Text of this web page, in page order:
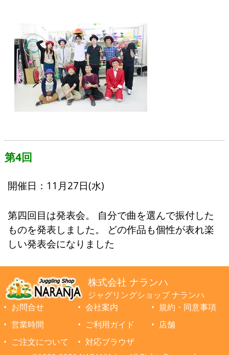
第4回
開催日：11月27日(水)
第四回目は発表会。 自分で曲を選んで振付した
ものを発表しました。 どの作品も個性が表れ楽
しい発表会になりました
株式会社 ナランハ
ジャグリングショップ ナランハ
お問合せ
会社案内
規約・同意事項
営業時間
ご利用ガイド
店舗
ご注文について
対応ブラウザ